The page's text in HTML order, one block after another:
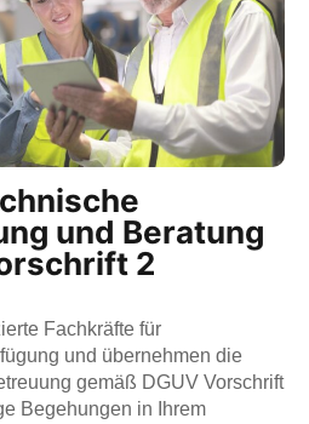
und Beratung
2
Fachkräfte für
und übernehmen die
gemäß DGUV Vorschrift
Begehungen in Ihrem